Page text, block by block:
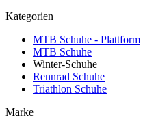
Kategorien
MTB Schuhe - Plattform
MTB Schuhe
Winter-Schuhe
Rennrad Schuhe
Triathlon Schuhe
Marke